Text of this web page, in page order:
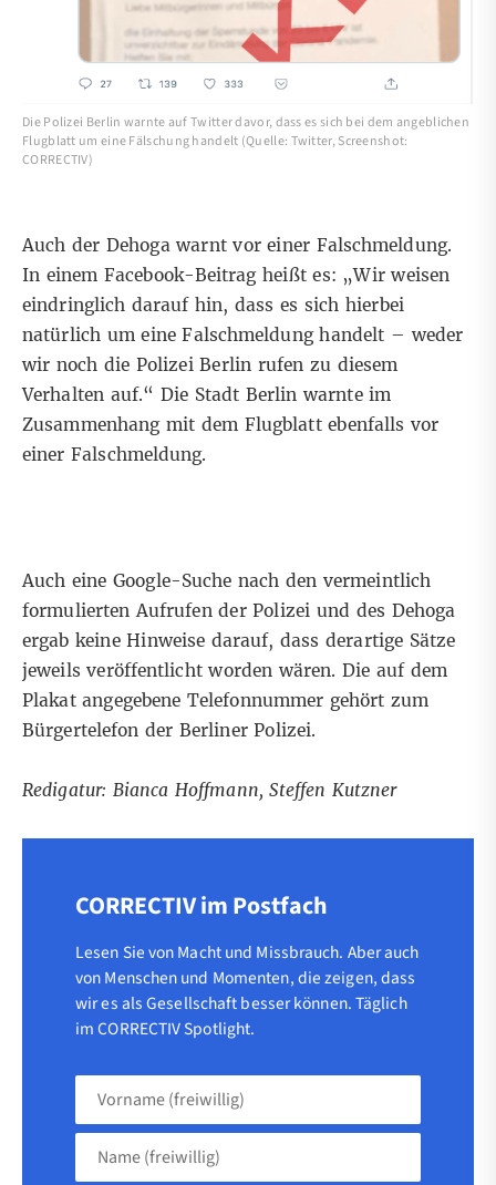
Die Polizei Berlin warnte auf Twitter davor, dass es sich bei dem angeblichen
Flugblatt um eine Fälschung handelt (Quelle: Twitter, Screenshot:
CORRECTIV)
Auch der Dehoga warnt vor einer Falschmeldung.
In einem Facebook-Beitragheißt es: „Wir weisen
eindringlich darauf hin, dass es sich hierbei
natürlich um eine Falschmeldung handelt – weder
wir noch die Polizei Berlin rufen zu diesem
Verhalten auf.“ Die Stadt Berlin warnte im
Zusammenhang mit dem Flugblatt ebenfalls vor
einer Falschmeldung.
Auch eine Google-Suche nach den vermeintlich
formulierten Aufrufen derPolizei und des Dehoga
ergab keine Hinweise darauf, dass derartige Sätze
jeweils veröffentlicht worden wären. Die auf dem
Plakat angegebene Telefonnummer gehört zum
Bürgertelefon der Berliner Polizei.
Redigatur: Bianca Hoffmann, Steffen Kutzner
CORRECTIV im Postfach
Lesen Sie von Macht und Missbrauch. Aber auch
von Menschen und Momenten, die zeigen, dass
wir es als Gesellschaft besser können. Täglich
im CORRECTIV Spotlight.
Vorname
Name
(freiwillig)